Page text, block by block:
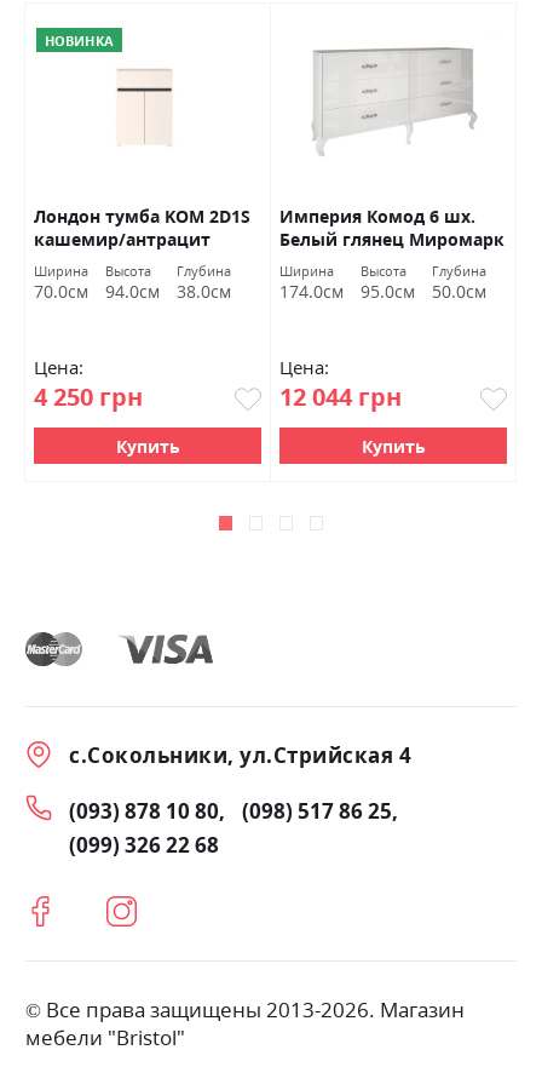
НОВИНКА
Лондон тумба KOM 2D1S
кашемир/антрацит
Гербор Україна
Ширина
70.0см
Высота
94.0см
Глубина
38.0см
Цена:
4 250 грн
Купить
Империя Комод 6 шх.
Белый глянец Миромарк
Ширина
174.0см
Высота
95.0см
Глубина
50.0см
Цена:
12 044 грн
Купить
с.Сокольники, ул.Стрийская 4
(093) 878 10 80
(098) 517 86 25
(099) 326 22 68
© Все права защищены 2013-2026. Магазин
мебели "Bristol"